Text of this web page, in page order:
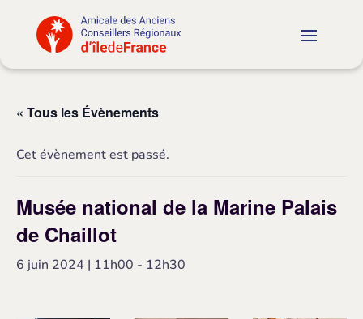
« Tous les Évènements
Cet évènement est passé.
Musée national de la Marine Palais
de Chaillot
6 juin 2024 | 11h00 - 12h30